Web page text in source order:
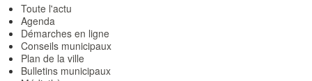
Toute l'actu
Agenda
Démarches en ligne
Conseils municipaux
Plan de la ville
Bulletins municipaux